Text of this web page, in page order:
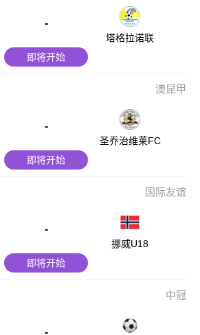
-
塔格拉诺联
即将开始
澳昆甲
-
圣乔治维莱FC
即将开始
国际友谊
-
挪威U18
即将开始
中冠
-